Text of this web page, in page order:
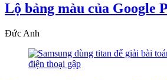
Lộ bảng màu của Google
Đức Anh